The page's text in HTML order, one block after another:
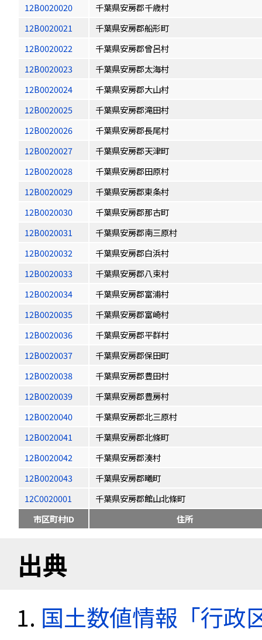
12B0020020
千葉県安房郡千歳村
12B0020021
千葉県安房郡船形町
12B0020022
千葉県安房郡曾呂村
12B0020023
千葉県安房郡太海村
12B0020024
千葉県安房郡大山村
12B0020025
千葉県安房郡滝田村
12B0020026
千葉県安房郡長尾村
12B0020027
千葉県安房郡天津町
12B0020028
千葉県安房郡田原村
12B0020029
千葉県安房郡東条村
12B0020030
千葉県安房郡那古町
12B0020031
千葉県安房郡南三原村
12B0020032
千葉県安房郡白浜村
12B0020033
千葉県安房郡八束村
12B0020034
千葉県安房郡富浦村
12B0020035
千葉県安房郡富崎村
12B0020036
千葉県安房郡平群村
12B0020037
千葉県安房郡保田町
12B0020038
千葉県安房郡豊田村
12B0020039
千葉県安房郡豊房村
12B0020040
千葉県安房郡北三原村
12B0020041
千葉県安房郡北條町
12B0020042
千葉県安房郡湊村
12B0020043
千葉県安房郡曦町
12C0020001
千葉県安房郡館山北條町
市区町村ID
住所
出典
国土数値情報「行政